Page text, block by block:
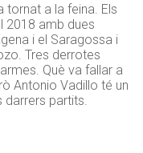
tornat a la feina. Els
2018 amb dues
i el Saragossa i
Tres derrotes
Què va fallar a
Antonio Vadillo té un
partits.